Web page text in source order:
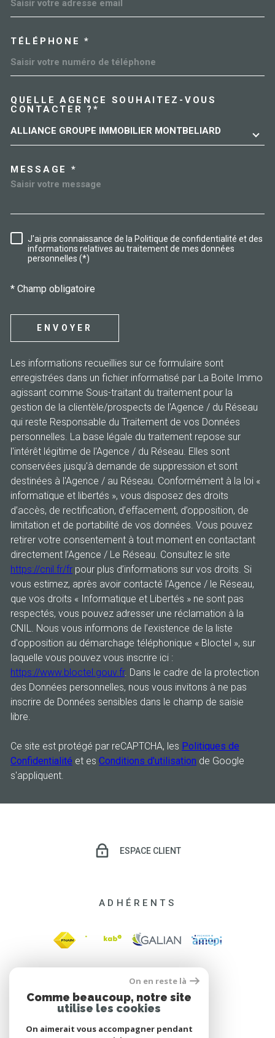
TÉLÉPHONE *
QUELLE AGENCE SOUHAITEZ-VOUS
CONTACTER ?*
ALLIANCE GROUPE IMMOBILIER MONTBELIARD
MESSAGE *
RÈGLEMENTATION
J'ai pris connaissance de la Politique de confidentialité et des
informations relatives au traitement de mes données
personnelles (*)
* Champ obligatoire
ENVOYER
Les informations recueillies sur ce formulaire sont
enregistrées dans un fichier informatisé par La Boite Immo
agissant comme Sous-traitant du traitement pour la
gestion de la clientèle/prospects de l'Agence / du Réseau
qui reste Responsable du Traitement de vos Données
personnelles. La base légale du traitement repose sur
l'intérêt légitime de l'Agence / du Réseau. Elles sont
conservées jusqu'à demande de suppression et sont
destinées à l'Agence / au Réseau. Conformément à la loi «
informatique et libertés », vous disposez des droits
d’accès, de rectification, d’effacement, d’opposition, de
limitation et de portabilité de vos données. Vous pouvez
retirer votre consentement à tout moment en contactant
directement l’Agence / Le Réseau. Consultez le site
https://cnil.fr/fr pour plus d’informations sur vos droits. Si
vous estimez, après avoir contacté l'Agence / le Réseau,
que vos droits « Informatique et Libertés » ne sont pas
respectés, vous pouvez adresser une réclamation à la
CNIL. Nous vous informons de l’existence de la liste
d'opposition au démarchage téléphonique « Bloctel », sur
laquelle vous pouvez vous inscrire ici :
https://www.bloctel.gouv.fr. Dans le cadre de la protection
des Données personnelles, nous vous invitons à ne pas
inscrire de Données sensibles dans le champ de saisie
libre.
Ce site est protégé par reCAPTCHA, les Politiques de
Confidentialité et es Conditions d'utilisation de Google
s'appliquent.
ESPACE CLIENT
ADHÉRENTS
On en reste là
Comme beaucoup, notre site
utilise les cookies
On aimerait vous accompagner pendant